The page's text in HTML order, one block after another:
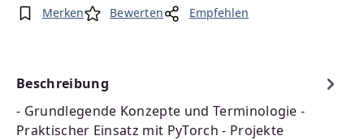
Merken Bewerten Empfehlen
Beschreibung
- Grundlegende Konzepte und Terminologie -
Praktischer Einsatz mit PyTorch - Projekte